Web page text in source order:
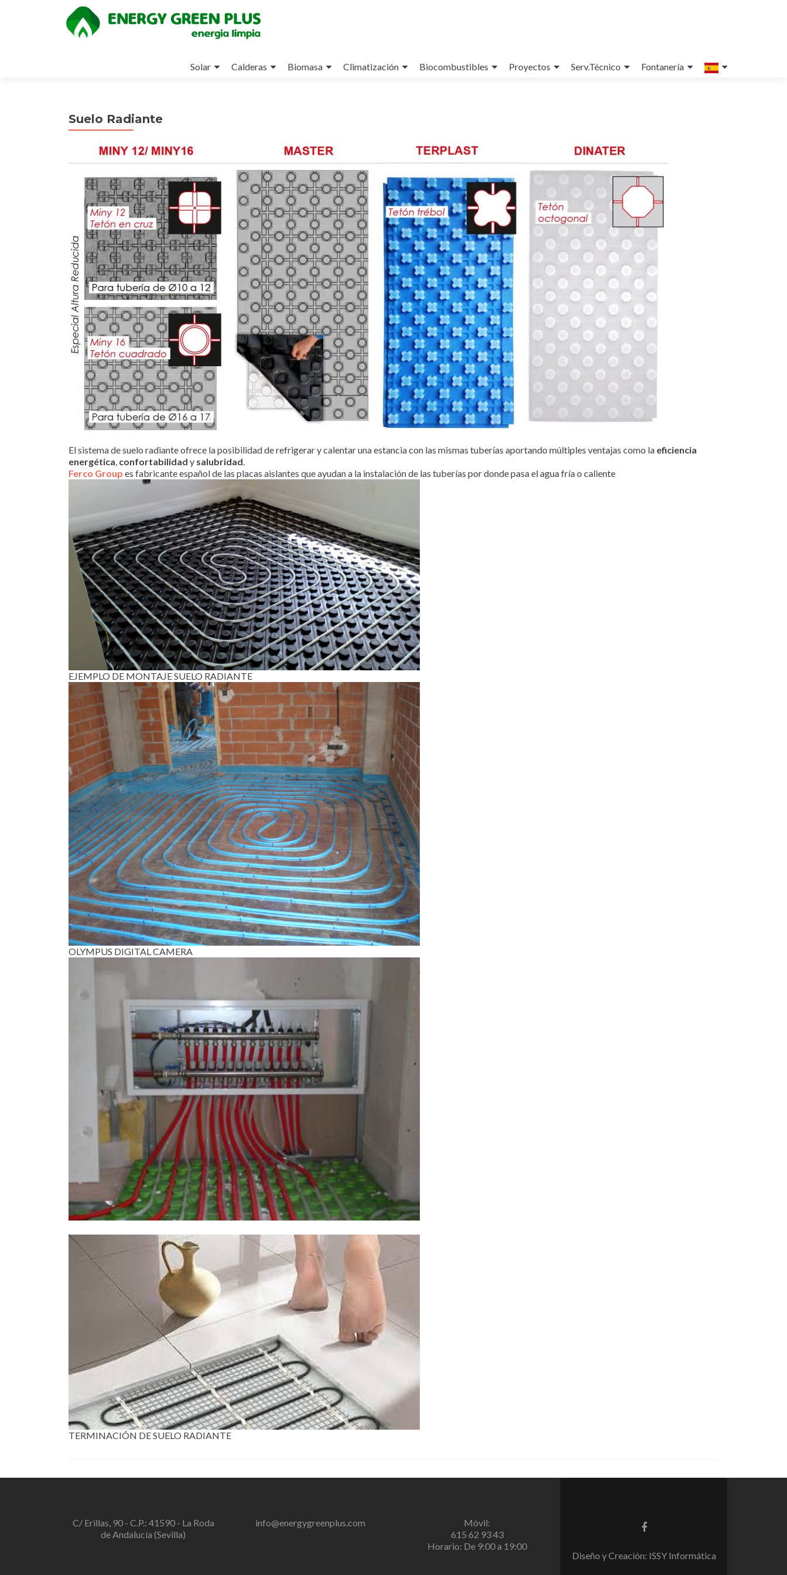
al
Solar Calderas Biomasa Climatización Biocombustibles Proyectos Serv.Técnico Fontanería
Suelo Radiante
El sistema de suelo radiante ofrece la posibilidad de refrigerar y calentar una estancia con las mismas tuberías aportando múltiples ventajas como la eficiencia
energética, confortabilidad y salubridad.
Ferco Group es fabricante español de las placas aislantes que ayudan a la instalación de las tuberías por donde pasa el agua fría o caliente
EJEMPLO DE MONTAJE SUELO RADIANTE
OLYMPUS DIGITAL CAMERA
TERMINACIÓN DE SUELO RADIANTE
C/ Erillas, 90 - C.P.: 41590 - La Roda
de Andalucía (Sevilla)
info@energygreenplus.com
Móvil:
615 62 93 43
Horario: De 9:00 a 19:00
Enlace
Diseño y Creación: ISSY Informática